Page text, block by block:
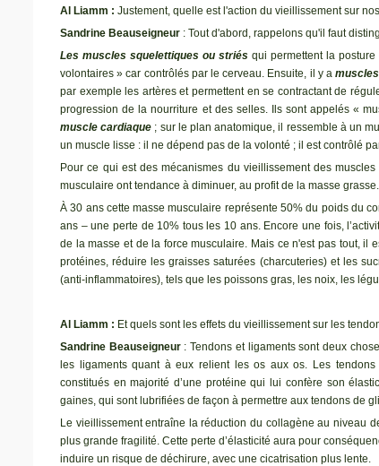
Al Liamm : Justement, quelle est l'action du vieillissement sur
Sandrine Beauseigneur : Tout d'abord, rappelons qu'il faut
Les muscles squelettiques ou striésqui permettent la
volontaires » car contrôlés par le cerveau. Ensuite, il y a
par exemple les artères et permettent en se contractant de
progression de la nourriture et des selles. Ils sont appelés «
muscle cardiaque ; sur le plan anatomique, il ressemble à un
un muscle lisse : il ne dépend pas de la volonté ; il est contrôlé
Pour ce qui est des mécanismes du vieillissement des
musculaire ont tendance à diminuer, au profit de la masse grasse.
À 30 ans cette masse musculaire représente 50% du poids du
ans – une perte de 10% tous les 10 ans. Encore une fois,
de la masse et de la force musculaire. Mais ce n'est pas tout, il
protéines, réduire les graisses saturées (charcuteries) et les
(anti-inflammatoires), tels que les poissons gras, les noix, les
Al Liamm : Et quels sont les effets du vieillissement sur les
Sandrine Beauseigneur : Tendons et ligaments sont deux
les ligaments quant à eux relient les os aux os. Les
constitués en majorité d’une protéine qui lui confère son
gaines, qui sont lubrifiées de façon à permettre aux tendons de
Le vieillissement entraîne la réduction du collagène au niveau
plus grande fragilité. Cette perte d’élasticité aura pour
induire un risque de déchirure, avec une cicatrisation plus lente.